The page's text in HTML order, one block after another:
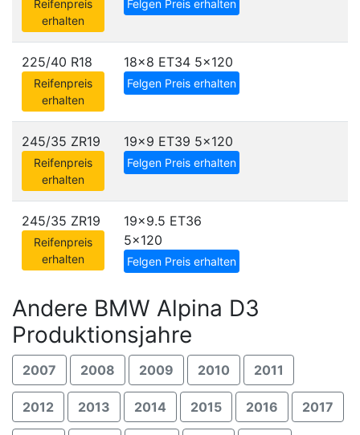
Reifenpreis
erhalten
Felgen Preis erhalten
225/40 R18
Reifenpreis
erhalten
18x8 ET34 5x120
Felgen Preis erhalten
245/35 ZR19
Reifenpreis
erhalten
19x9 ET39 5x120
Felgen Preis erhalten
245/35 ZR19
Reifenpreis
erhalten
19x9.5 ET36
5x120
Felgen Preis erhalten
Andere BMW Alpina D3
Produktionsjahre
2007 2008 2009 2010 2011
2012 2013 2014 2015 2016 2017